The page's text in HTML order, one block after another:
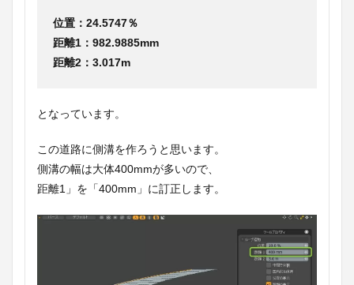
位置：24.5747％
距離1：982.9885mm
距離2：3.017m
となっています。
この道路に側溝を作ろうと思います。
側溝の幅は大体400mmが多いので、
距離1」を「400mm」に訂正します。